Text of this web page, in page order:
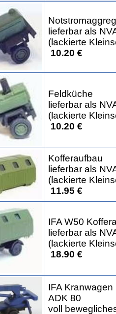
lieferbar als
(lackierte
10.20 €
Feldküche
lieferbar als
(lackierte
10.20 €
Kofferaufbau
lieferbar als
(lackierte
11.95 €
IFA W50
lieferbar als
(lackierte
18.90 €
IFA Kranwagen
ADK 80
voll